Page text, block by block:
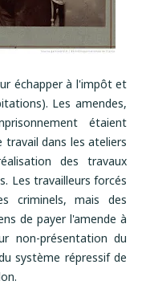
échapper à l'impôt et
Les amendes,
étaient
dans les ateliers
des travaux
Les travailleurs forcés
criminels, mais des
de payer l'amende à
non-présentation du
système répressif de